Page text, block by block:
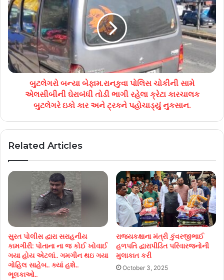
બુટલેગરો બન્યા બેફામ.રાનકુવા પોલિસ ચોકીની સામે
એલસીબીની ઘેરાબંધી તોડી ભાગી રહેલા ક્રેટા કારચાલક
બુટલેગરે ઇકો કાર અને ટ્રકને પહોચાડ્યું નુકસાન.
Related Articles
સુરત પોલીસ દ્વારા સરાહનીય
કામગીરી: પોતાના ના જ કોઈ ખોવાઈ
ગયા હોય એટલાં.. ગમગીન થઇ ગયા
ગોહિલ સાહેબ.. ક્યાં હશે..
ભૂલકાઓ..
રાજ્યકક્ષાના મંત્રી કુંવરજીભાઈ
હળપતિ દ્વારાપીડિત પરિવારજનોની
મુલાકાત કરી
October 3, 2025